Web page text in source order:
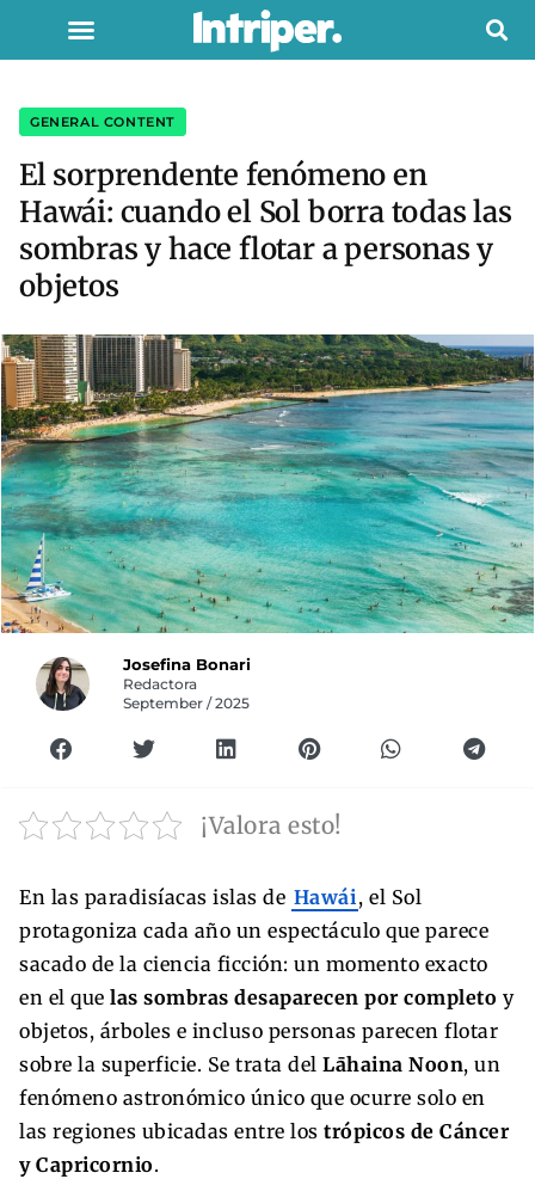
GENERAL CONTENT
El sorprendente fenómeno en
Hawái: cuando el Sol borra todas las
sombras y hace flotar a personas y
objetos
Josefina Bonari
Redactora
September / 2025
¡Valora esto!
En las paradisíacas islas de Hawái , el Sol
protagoniza cada año un espectáculo que parece
sacado de la ciencia ficción: un momento exacto
en el que las sombras desaparecen por completo y
objetos, árboles e incluso personas parecen flotar
sobre la superficie. Se trata del Lāhaina Noon, un
fenómeno astronómico único que ocurre solo en
las regiones ubicadas entre los trópicos de Cáncer
y Capricornio.